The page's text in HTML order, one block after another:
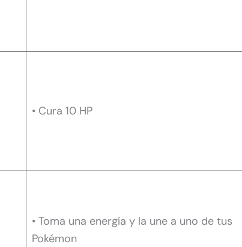
• Cura 10 HP
• Toma una energía y la une a uno de tus
Pokémon